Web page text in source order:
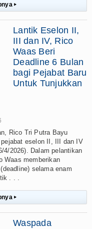
▸
Lantik Eselon II,
III dan IV, Rico
Waas Beri
Deadline 6 Bulan
bagi Pejabat Baru
Untuk Tunjukkan
Rico Tri Putra Bayu
eselon II, III dan IV
4/2026). Dalam pelantikan
Waas memberikan
selama enam
. . .
▸
Waspada